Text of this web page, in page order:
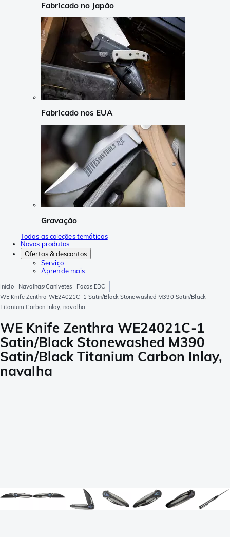
Fabricado no Japão
Fabricado nos EUA
Gravação
Todas as coleções temáticas
Novos produtos
Ofertas & descontos
Serviço
Aprende mais
Início Navalhas/Canivetes
Facas EDC
WE Knife Zenthra WE24021C-1 Satin/Black Stonewashed M390 Satin/Black
Titanium Carbon Inlay, navalha
WE Knife Zenthra WE24021C-1
Satin/Black Stonewashed M390
Satin/Black Titanium Carbon Inlay,
navalha